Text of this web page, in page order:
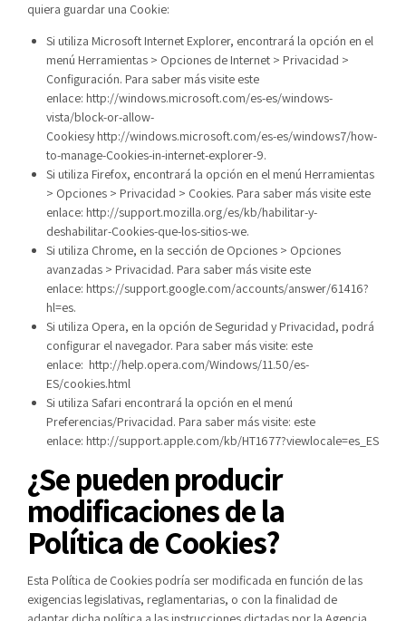
quiera guardar una Cookie:
Si utiliza Microsoft Internet Explorer, encontrará la opción en el
menú Herramientas > Opciones de Internet > Privacidad >
Configuración. Para saber más visite este
enlace: http://windows.microsoft.com/es-es/windows-
vista/block-or-allow-
Cookiesy http://windows.microsoft.com/es-es/windows7/how-
to-manage-Cookies-in-internet-explorer-9.
Si utiliza Firefox, encontrará la opción en el menú Herramientas
> Opciones > Privacidad > Cookies. Para saber más visite este
enlace: http://support.mozilla.org/es/kb/habilitar-y-
deshabilitar-Cookies-que-los-sitios-we.
Si utiliza Chrome, en la sección de Opciones > Opciones
avanzadas > Privacidad. Para saber más visite este
enlace: https://support.google.com/accounts/answer/61416?
hl=es.
Si utiliza Opera, en la opción de Seguridad y Privacidad, podrá
configurar el navegador. Para saber más visite: este
enlace: http://help.opera.com/Windows/11.50/es-
ES/cookies.html
Si utiliza Safari encontrará la opción en el menú
Preferencias/Privacidad. Para saber más visite: este
enlace: http://support.apple.com/kb/HT1677?viewlocale=es_ES
¿Se pueden producir
modificaciones de la
Política de Cookies?
Esta Política de Cookies podría ser modificada en función de las
exigencias legislativas, reglamentarias, o con la finalidad de